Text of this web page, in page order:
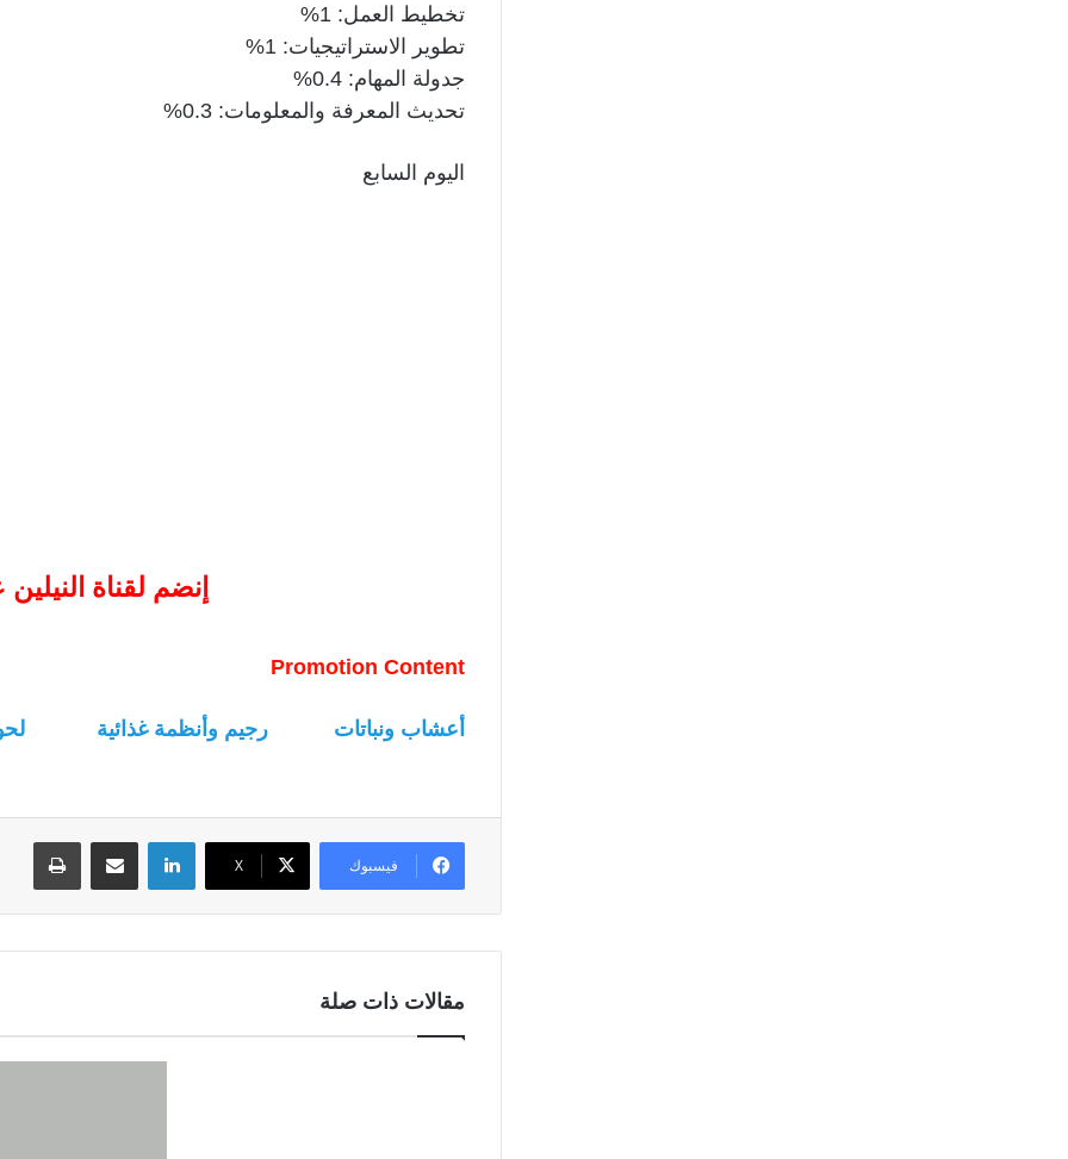
تخطيط العمل: 1%
تطوير الاستراتيجيات: 1%
جدولة المهام: 0.4%
تحديث المعرفة والمعلومات: 0.3%
اليوم السابع
إنضم لقناة
Promotion Content
أعشاب ونباتات رجيم وأنظمة غذائية
فيسبوك ‫X
لينكدإن
مقالات ذات صلة